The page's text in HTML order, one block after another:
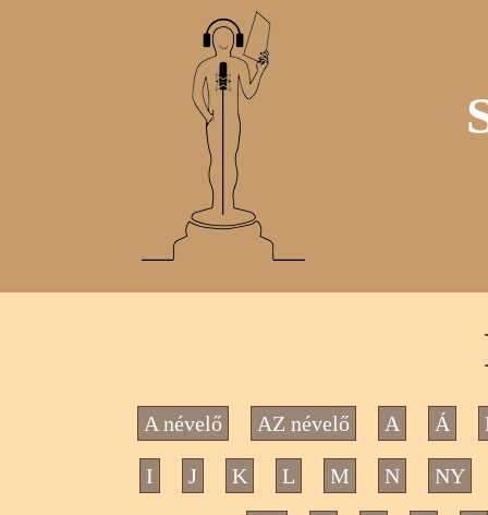
A névelő AZ névelő A Á
I J K L M N NY